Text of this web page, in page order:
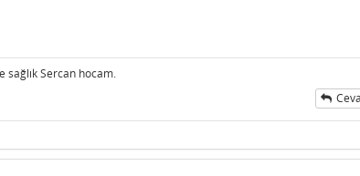
sağlık Sercan hocam.